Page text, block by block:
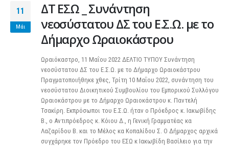
11
Μάι
ΔΤ ΕΣΩ _ Συνάντηση
νεοσύστατου ΔΣ του Ε.Σ.Ω. με το
Δήμαρχο Ωραιοκάστρου
Ωραιόκαστρο, 11 Μαΐου 2022 ΔΕΛΤΙΟ ΤΥΠΟΥ Συνάντηση
νεοσύστατου ΔΣ του Ε.Σ.Ω. με το Δήμαρχο Ωραιοκάστρου
Πραγματοποιήθηκε χθες, Τρίτη 10 Μαΐου 2022, συνάντηση του
νεοσύστατου Διοικητικού Συμβουλίου του Εμπορικού Συλλόγου
Ωραιοκάστρου με το Δήμαρχο Ωραιοκάστρου κ. Παντελή
Τσακίρη. Εκπρόσωποι του Ε.Σ.Ω. ήταν ο Πρόεδρος κ. Ιακωβίδης
Β., ο Αντιπρόεδρος κ. Κόιου Δ., η Γενική Γραμματέας κα
Λαζαρίδου Β. και το Μέλος κα Κοπαλίδου Σ. Ο Δήμαρχος αρχικά
συγχάρηκε τον Πρόεδρο του ΕΣΩ κ Ιακωβίδη Βασίλειο για την